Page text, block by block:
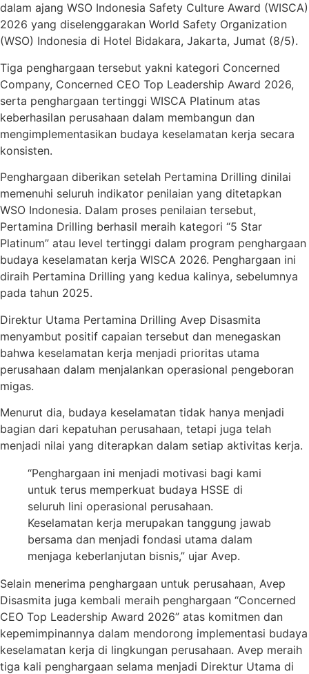
dalam ajang WSO Indonesia Safety Culture Award (WISCA)
2026 yang diselenggarakan World Safety Organization
(WSO) Indonesia di Hotel Bidakara, Jakarta, Jumat (8/5).
Tiga penghargaan tersebut yakni kategori Concerned
Company, Concerned CEO Top Leadership Award 2026,
serta penghargaan tertinggi WISCA Platinum atas
keberhasilan perusahaan dalam membangun dan
mengimplementasikan budaya keselamatan kerja secara
konsisten.
Penghargaan diberikan setelah Pertamina Drilling dinilai
memenuhi seluruh indikator penilaian yang ditetapkan
WSO Indonesia. Dalam proses penilaian tersebut,
Pertamina Drilling berhasil meraih kategori “5 Star
Platinum” atau level tertinggi dalam program penghargaan
budaya keselamatan kerja WISCA 2026. Penghargaan ini
diraih Pertamina Drilling yang kedua kalinya, sebelumnya
pada tahun 2025.
Direktur Utama Pertamina Drilling Avep Disasmita
menyambut positif capaian tersebut dan menegaskan
bahwa keselamatan kerja menjadi prioritas utama
perusahaan dalam menjalankan operasional pengeboran
migas.
Menurut dia, budaya keselamatan tidak hanya menjadi
bagian dari kepatuhan perusahaan, tetapi juga telah
menjadi nilai yang diterapkan dalam setiap aktivitas kerja.
“Penghargaan ini menjadi motivasi bagi kami
untuk terus memperkuat budaya HSSE di
seluruh lini operasional perusahaan.
Keselamatan kerja merupakan tanggung jawab
bersama dan menjadi fondasi utama dalam
menjaga keberlanjutan bisnis,” ujar Avep.
Selain menerima penghargaan untuk perusahaan, Avep
Disasmita juga kembali meraih penghargaan “Concerned
CEO Top Leadership Award 2026” atas komitmen dan
kepemimpinannya dalam mendorong implementasi budaya
keselamatan kerja di lingkungan perusahaan. Avep meraih
tiga kali penghargaan selama menjadi Direktur Utama di